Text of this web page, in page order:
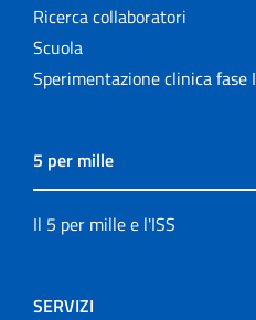
Ricerca collaboratori
Scuola
Sperimentazione clinica fase I
5 per mille
Il 5 per mille e l'ISS
SERVIZI